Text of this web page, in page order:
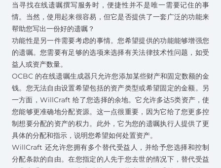
当寻找在线遗嘱撰写服务时，便捷性并不是唯一需要记住的事
情。当然，使用起来很容易，但它是否提供了一套广泛的功能来
帮助您写出一份好的遗嘱？
功能性是另一件需要考虑的事情。您希望提供的功能能够增强您
的遗嘱。您需要有足够的选项来选择有关法律技术性问题，如受
益人或资产数量。
OCBC 的在线遗嘱生成器只允许您添加某些财产和固定数额的金
钱。您无法自由设置希望包括的资产类型或希望固定的金额。另
一方面，WillCraft 给了您选择的余地。它允许多达5类资产，使
您能够更准确地分配资源。这一点很重要，因为它给了您更多控
制想要分配的资产的权力。此外，它为您的遗嘱执行人提供了更
具体的分配和指示，说明您希望如何处置资产。
WillCraft 还允许您拥有多个替代受益人，并给予您选择和控制
分配条款的自由。在您指定的人先于您去世的情况下，替代受益